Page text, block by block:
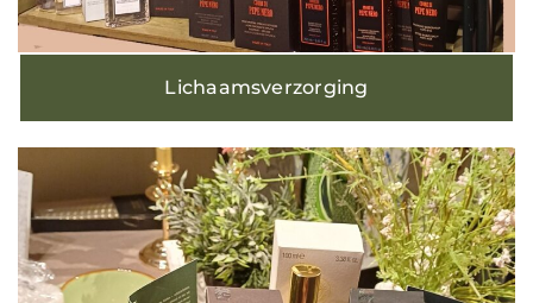
Lichaamsverzorging